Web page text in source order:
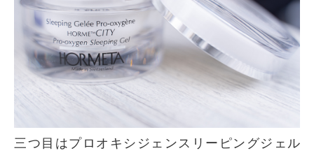
三つ目はプロオキシジェンスリーピングジェル